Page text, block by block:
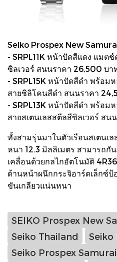
Seiko Prospex New
- SRPL11K หน้าปัดสีแดง แมต
ซิลเวอร์ สนนราคา 26,500 บา
- SRPL15K หน้าปัดสีดำ พร้อม
สายซิลิโคนสีดำ สนนราคา
- SRPL13K หน้าปัดสีดำ พร้อม
สายสเตนเลสสตีลสีซิลเวอร์ ส
ทั้งสามรุ่นมาในตัวเรือนสเตนเ
หนา 12.3 มิลลิเมตร สามารถกั
เคลื่อนด้วยกลไกอัตโนมัติ
ด้านหน้าผนึกกระจิอาร์ดเล็กซ์
ขันเกลียวแน่นหนา
SEIKO Prospex New
Seiko Thailand
Seiko
Seiko Prospex Samurai